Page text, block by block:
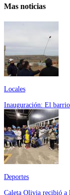
Mas noticias
Locales
Inauguración: El barrio
Deportes
Caleta Olivia recibió a